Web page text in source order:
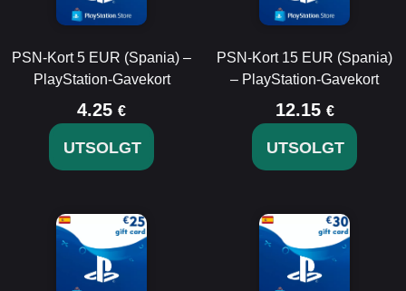
PSN-Kort 5 EUR (Spania) –
PlayStation-Gavekort
4.25 €
UTSOLGT
PSN-Kort 15 EUR (Spania)
– PlayStation-Gavekort
12.15 €
UTSOLGT